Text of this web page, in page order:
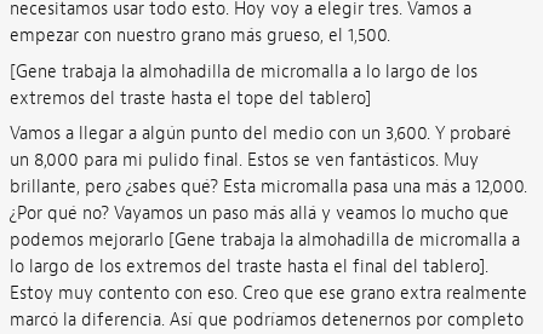
necesitamos usar todo esto. Hoy voy a elegir tres. Vamos a
empezar con nuestro grano más grueso, el 1,500.
[Gene trabaja la almohadilla de micromalla a lo largo de los
extremos del traste hasta el tope del tablero]
Vamos a llegar a algún punto del medio con un 3,600. Y probaré
un 8,000 para mi pulido final. Estos se ven fantásticos. Muy
brillante, pero ¿sabes qué? Esta micromalla pasa una más a 12,000.
¿Por qué no? Vayamos un paso más allá y veamos lo mucho que
podemos mejorarlo [Gene trabaja la almohadilla de micromalla a
lo largo de los extremos del traste hasta el final del tablero].
Estoy muy contento con eso. Creo que ese grano extra realmente
marcó la diferencia. Así que podríamos detenernos por completo